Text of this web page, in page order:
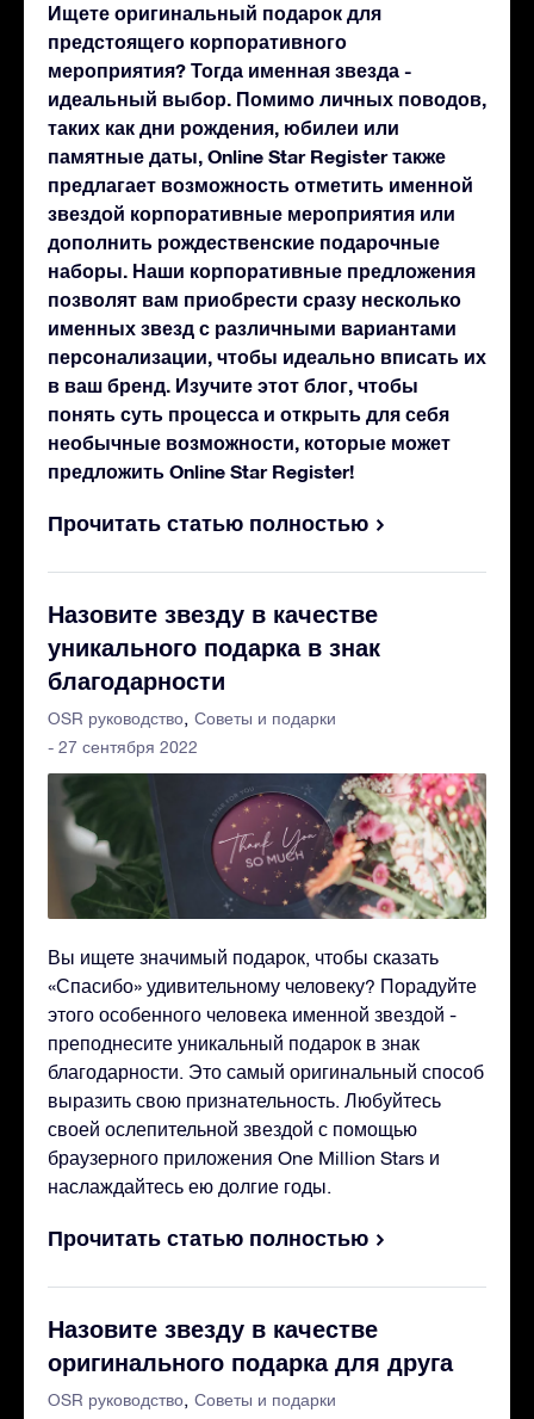
Ищете оригинальный подарок для
предстоящего корпоративного
мероприятия? Тогда именная звезда -
идеальный выбор. Помимо личных поводов,
таких как дни рождения, юбилеи или
памятные даты, Online Star Register также
предлагает возможность отметить именной
звездой корпоративные мероприятия или
дополнить рождественские подарочные
наборы. Наши корпоративные предложения
позволят вам приобрести сразу несколько
именных звезд с различными вариантами
персонализации, чтобы идеально вписать их
в ваш бренд. Изучите этот блог, чтобы
понять суть процесса и открыть для себя
необычные возможности, которые может
предложить Online Star Register!
Прочитать статью полностью
Назовите звезду в качестве
уникального подарка в знак
благодарности
OSR руководство Советы и подарки
- 27 сентября 2022
Вы ищете значимый подарок, чтобы сказать
«Спасибо» удивительному человеку? Порадуйте
этого особенного человека именной звездой -
преподнесите уникальный подарок в знак
благодарности. Это самый оригинальный способ
выразить свою признательность. Любуйтесь
своей ослепительной звездой с помощью
браузерного приложения One Million Stars и
наслаждайтесь ею долгие годы.
Прочитать статью полностью
Назовите звезду в качестве
оригинального подарка для друга
OSR руководство Советы и подарки